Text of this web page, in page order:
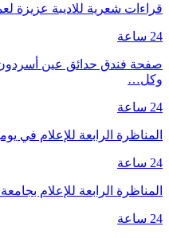
قراءات شعرية للاديبة عزيزة
24 ساعة
صفحة فندق حدائق عين
وكل…
24 ساعة
المناظرة الرابعة للإعلام في
24 ساعة
المناظرة الرابعة للإعلام
24 ساعة